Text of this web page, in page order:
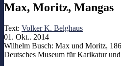
Max, Moritz, Mangas
Text: Volker K. Belghaus
01. Okt.. 2014
Wilhelm Busch: Max und Moritz,
Deutsches Museum für Karikatur